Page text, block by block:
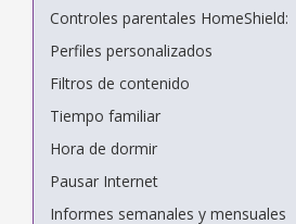
Controles parentales HomeShield:
Perfiles personalizados
Filtros de contenido
Tiempo familiar
Hora de dormir
Pausar Internet
Informes semanales y mensuales